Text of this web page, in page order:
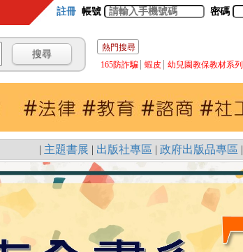
註冊 帳號 密碼
熱門搜尋
165防詐騙
蝦皮 幼兒園教保教材系列
| 主題書展 | 出版社專區 | 政府出版品專區 |